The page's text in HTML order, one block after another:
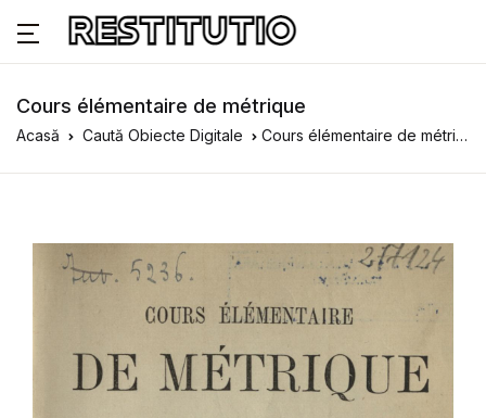
Cours élémentaire de métrique
Acasă Caută Obiecte Digitale Cours élémentaire de métrique